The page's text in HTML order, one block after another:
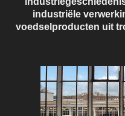
industriële
voedselproducten uit